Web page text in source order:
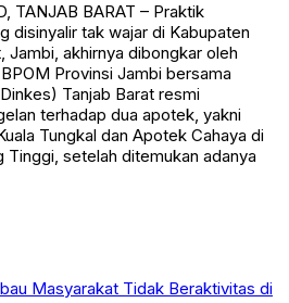
TANJAB BARAT – Praktik
disinyalir tak wajar di Kabupaten
Jambi, akhirnya dibongkar oleh
Provinsi Jambi bersama
Tanjab Barat resmi
terhadap dua apotek, yakni
Tungkal dan Apotek Cahaya di
Tinggi, setelah ditemukan adanya